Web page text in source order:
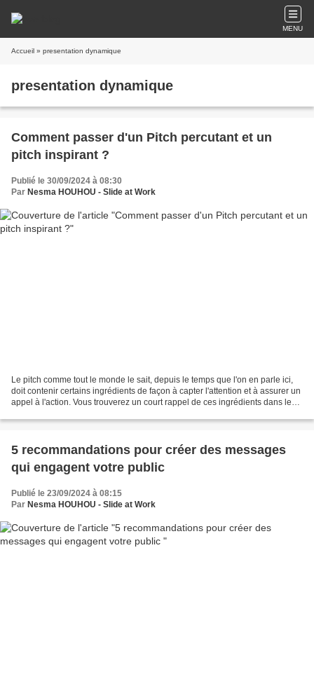
MENU
Accueil » presentation dynamique
presentation dynamique
Comment passer d'un Pitch percutant et un
pitch inspirant ?
Publié le 30/09/2024 à 08:30
Par Nesma HOUHOU - Slide at Work
Le pitch comme tout le monde le sait, depuis le temps que l'on en parle ici,
doit contenir certains ingrédients de façon à capter l'attention et à assurer un
appel à l'action. Vous trouverez un court rappel de ces ingrédients dans le
5 recommandations pour créer des messages
qui engagent votre public
Publié le 23/09/2024 à 08:15
Par Nesma HOUHOU - Slide at Work